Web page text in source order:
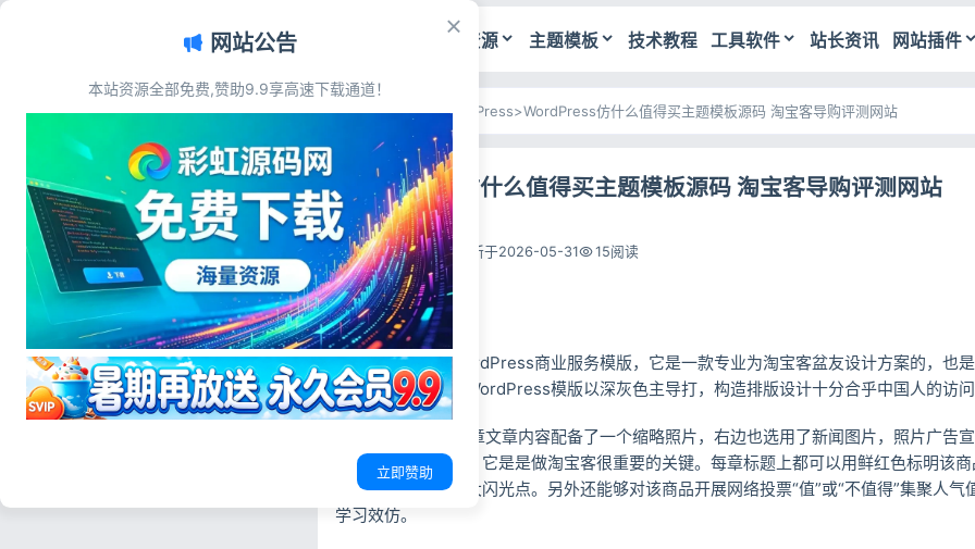
源码资源 主题模板 技术教程 工具软件 站长资讯 网站插件
首页>主题模板>WordPress>WordPress仿什么值得买主题模板源码 淘宝客导购评测网站
WordPress仿什么值得买主题模板源码 淘宝客导购评测网站
彩虹源码网
2026-05-26 更新于2026-05-31 15阅读
源码简介
近期挺火的一款WordPress商业服务模版，它是一款专业为淘宝客盆友设计方案的，也
方网全新正版。该WordPress模版以深灰色主导打，构造排版设计十分合乎中国人的访
WordPress模版每章文章内容配备了一个缩略照片，右边也选用了新闻图片，照片广告
的视觉冲击非常好，它是是做淘宝客很重要的关键。每章标题上都可以用鲜红色标明该
个模版做淘宝客一大闪光点。另外还能够对该商品开展网络投票“值”或“不值得”集聚人
学习效仿。
文章目录
源码简介
源码展示
源码下载
网站公告
本站资源全部免费,赞助9.9享高速下载通道！
立即赞助